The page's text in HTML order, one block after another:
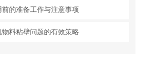
的准备工作与注意事项
料粘壁问题的有效策略